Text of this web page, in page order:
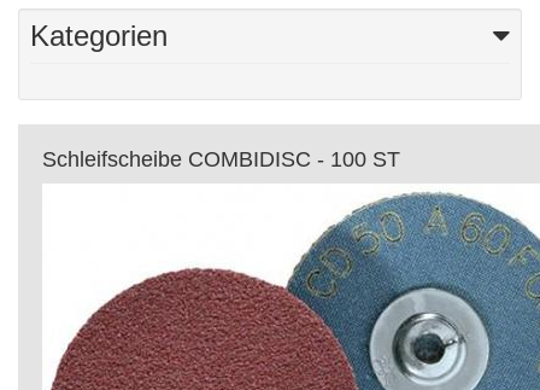
Kategorien
Schleifscheibe COMBIDISC - 100 ST